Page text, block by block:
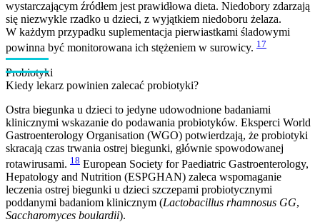
wystarczającym źródłem jest prawidłowa dieta. Niedobory zdarzają
się niezwykle rzadko u dzieci, z wyjątkiem niedoboru żelaza.
W każdym przypadku suplementacja pierwiastkami śladowymi
powinna być monitorowana ich stężeniem w surowicy. 17
Probiotyki
Kiedy lekarz powinien zalecać probiotyki?
Ostra biegunka u dzieci to jedyne udowodnione badaniami
klinicznymi wskazanie do podawania probiotyków. Eksperci World
Gastroenterology Organisation (WGO) potwierdzają, że probiotyki
skracają czas trwania ostrej biegunki, głównie spowodowanej
rotawirusami. 18 European Society for Paediatric Gastroenterology,
Hepatology and Nutrition (ESPGHAN) zaleca wspomaganie
leczenia ostrej biegunki u dzieci szczepami probiotycznymi
poddanymi badaniom klinicznym (Lactobacillus rhamnosus GG,
Saccharomyces boulardii).